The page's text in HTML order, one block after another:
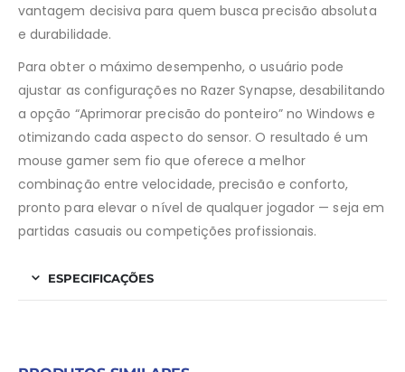
vantagem decisiva para quem busca precisão absoluta
e durabilidade.
Para obter o máximo desempenho, o usuário pode
ajustar as configurações no Razer Synapse, desabilitando
a opção “Aprimorar precisão do ponteiro” no Windows e
otimizando cada aspecto do sensor. O resultado é um
mouse gamer sem fio que oferece a melhor
combinação entre velocidade, precisão e conforto,
pronto para elevar o nível de qualquer jogador — seja em
partidas casuais ou competições profissionais.
ESPECIFICAÇÕES